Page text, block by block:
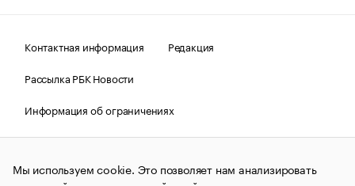
Контактная информация
Редакция
Рассылка РБК Новости
Информация об ограничениях
Правовая информация
О соблюдении авторских прав
© АО «РОСБИЗНЕСКОНСАЛТИНГ»,1995–2026.Сообщения
Мы используем cookie. Это позволяет нам анализировать